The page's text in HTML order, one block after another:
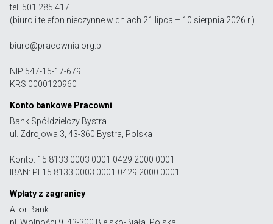
tel. 501 285 417
(biuro i telefon nieczynne w dniach 21 lipca – 10 sierpnia 2026 r.)
biuro@pracownia.org.pl
NIP 547-15-17-679
KRS 0000120960
Konto bankowe Pracowni
Bank Spółdzielczy Bystra
ul. Zdrojowa 3, 43-360 Bystra, Polska
Konto: 15 8133 0003 0001 0429 2000 0001
IBAN: PL15 8133 0003 0001 0429 2000 0001
Wpłaty z zagranicy
Alior Bank
pl. Wolności 9, 43-300 Bielsko-Biała, Polska